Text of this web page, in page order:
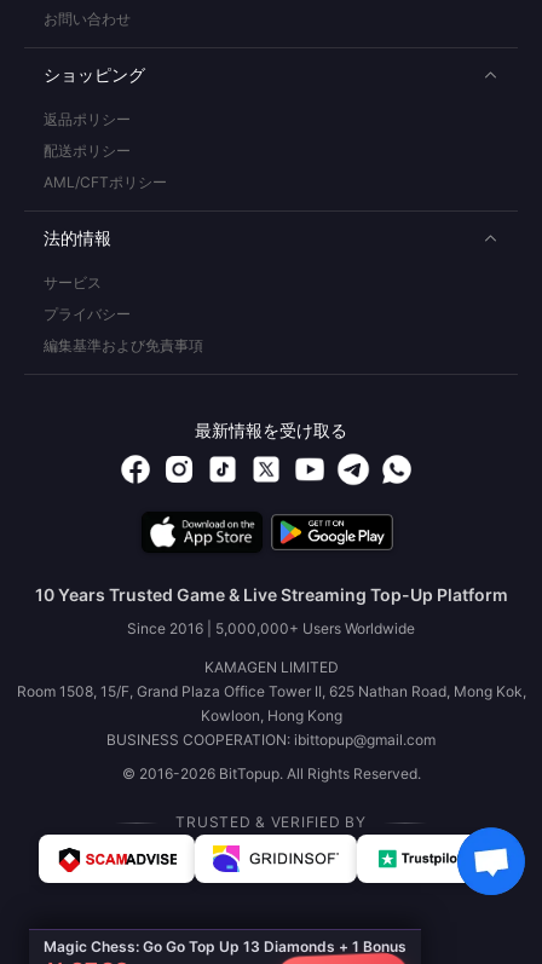
Magic Chess: Go Go Top Up 13 Diamonds + 1 Bonus
お問い合わせ
ショッピング
返品ポリシー
配送ポリシー
AML/CFTポリシー
法的情報
サービス
プライバシー
編集基準および免責事項
最新情報を受け取る
10 Years Trusted Game & Live Streaming Top-Up Platform
Since 2016 | 5,000,000+ Users Worldwide
KAMAGEN LIMITED
Room 1508, 15/F, Grand Plaza Office Tower II, 625 Nathan Road, Mong Kok,
Kowloon, Hong Kong
BUSINESS COOPERATION: ibittopup@gmail.com
© 2016-2026 BitTopup. All Rights Reserved.
TRUSTED & VERIFIED BY